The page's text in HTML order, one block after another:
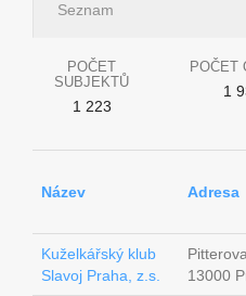
Seznam
POČET
SUBJEKTŮ
1 223
POČET
1
Název Adresa
Kuželkářský klub
Slavoj Praha, z.s.
13000